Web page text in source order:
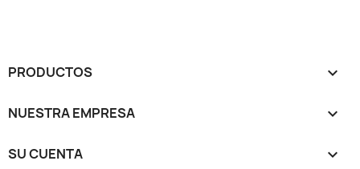
PRODUCTOS 
NUESTRA EMPRESA 
SU CUENTA 